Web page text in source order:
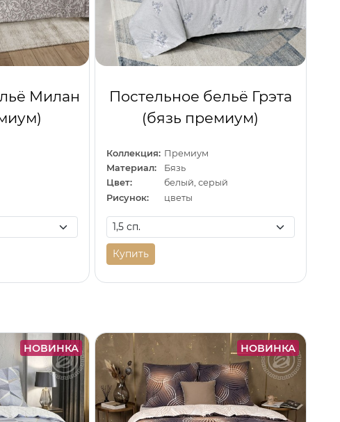
Милан
Постельное бельё Грэта
(бязь премиум)
Коллекция: Премиум
Материал:
Бязь
Цвет:
белый, серый
Рисунок:
цветы
Купить
НОВИНКА НОВИНКА